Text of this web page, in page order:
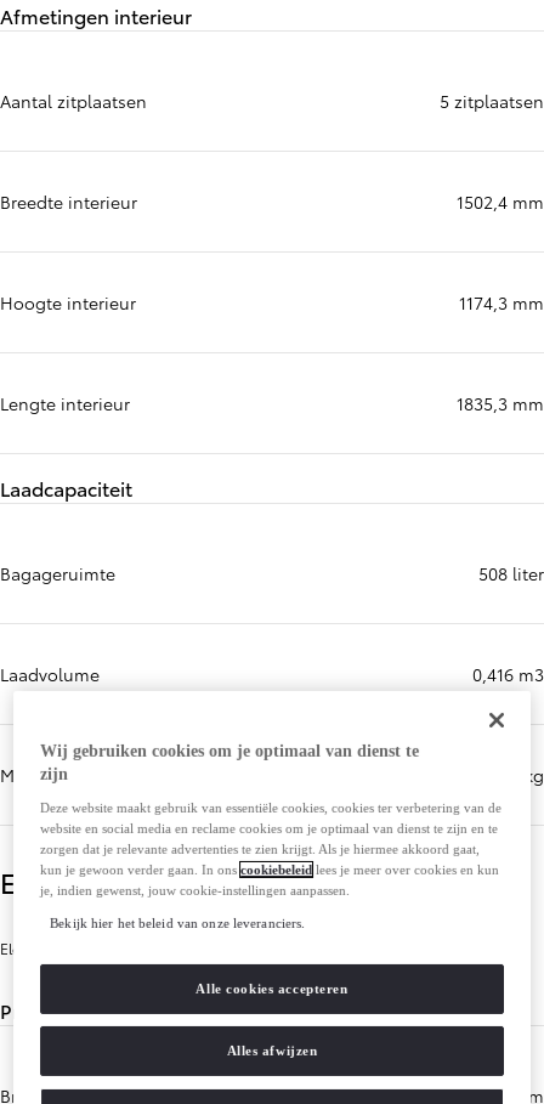
Afmetingen interieur
Aantal zitplaatsen 5 zitplaatsen
Breedte interieur 1502,4 mm
Hoogte interieur 1174,3 mm
Lengte interieur 1835,3 mm
Laadcapaciteit
Bagageruimte 508 liter
Laadvolume 0,416 m3
Maximale kogeldruk 0 kg
Elektrische aandrijving
Electric Engine description
Prestaties milieu
Brandstofverbruik gecombineerd 0 l/100 km
Wij gebruiken cookies om je optimaal van dienst te
zijn
Deze website maakt gebruik van essentiële cookies, cookies ter verbetering van de
website en social media en reclame cookies om je optimaal van dienst te zijn en te
zorgen dat je relevante advertenties te zien krijgt. Als je hiermee akkoord gaat,
kun je gewoon verder gaan. In onscookiebeleid lees je meer over cookies en kun
je, indien gewenst, jouw cookie-instellingen aanpassen.
Bekijk hier het beleid van onze leveranciers.
Alles afwijzen
Alle cookies accepteren